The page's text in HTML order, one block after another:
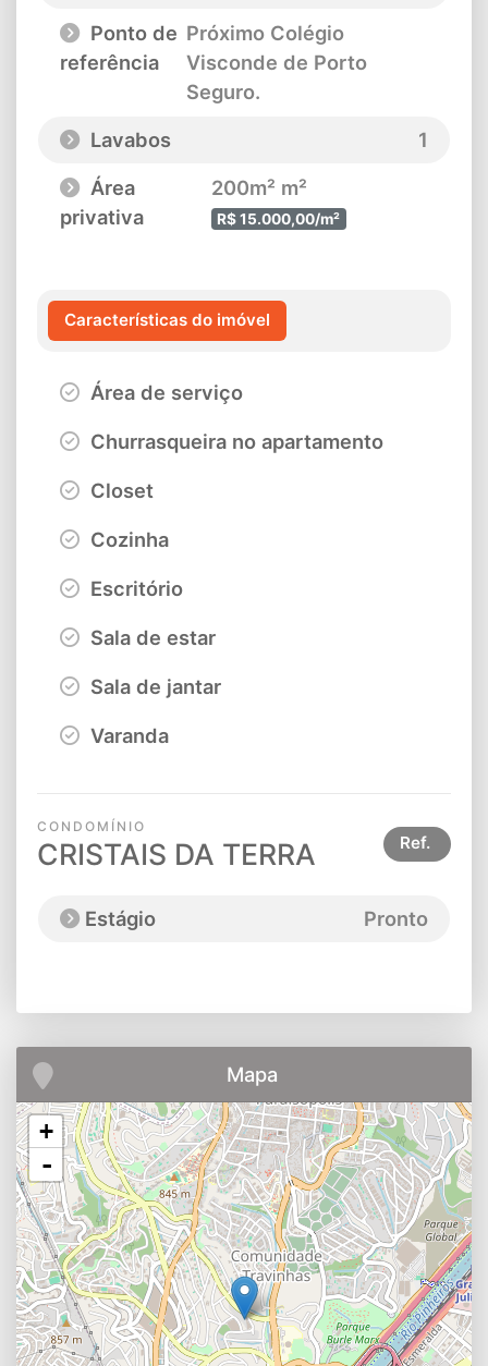
Ponto de
referência
Próximo Colégio
Visconde de Porto
Seguro.
Lavabos
1
Área
privativa
200m² m²
R$ 15.000,00/m²
Características do imóvel
Área de serviço
Churrasqueira no apartamento
Closet
Cozinha
Escritório
Sala de estar
Sala de jantar
Varanda
CONDOMÍNIO
CRISTAIS DA TERRA Ref.
Estágio Pronto
Mapa
+
-